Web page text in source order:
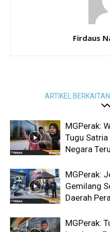
Firdaus
ARTIKEL BERKAITAN
MGPerak:
Tugu Satria
Negara
MGPerak:
Gemilang
Daerah
MGPerak: